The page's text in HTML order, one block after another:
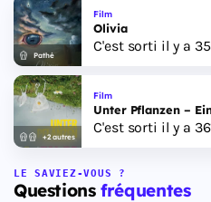
Pathé
Film
Olivia
C'est sorti il y a
+2 autres
Film
Unter Pflanzen –
C'est sorti il y a
LE SAVIEZ-VOUS ?
Questionsfréquentes